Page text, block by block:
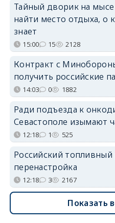
Тайный дворик на мысе
найти место отдыха, о
знает
15:00 15 2128
Контракт с
получить российские
14:03 0 1882
Ради подъезда к
Севастополе изымают
12:18 1 525
Российский
перенастройка
12:18 3 2167
Показать